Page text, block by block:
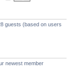
guests (based on users
newest member